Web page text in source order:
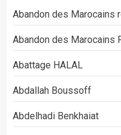
Abandon des Marocains
Abandon des Marocains
Abattage HALAL
Abdallah Boussoff
Abdelhadi Benkhaiat